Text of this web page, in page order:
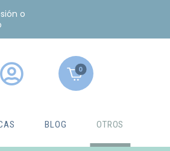
o
0
BLOG OTROS